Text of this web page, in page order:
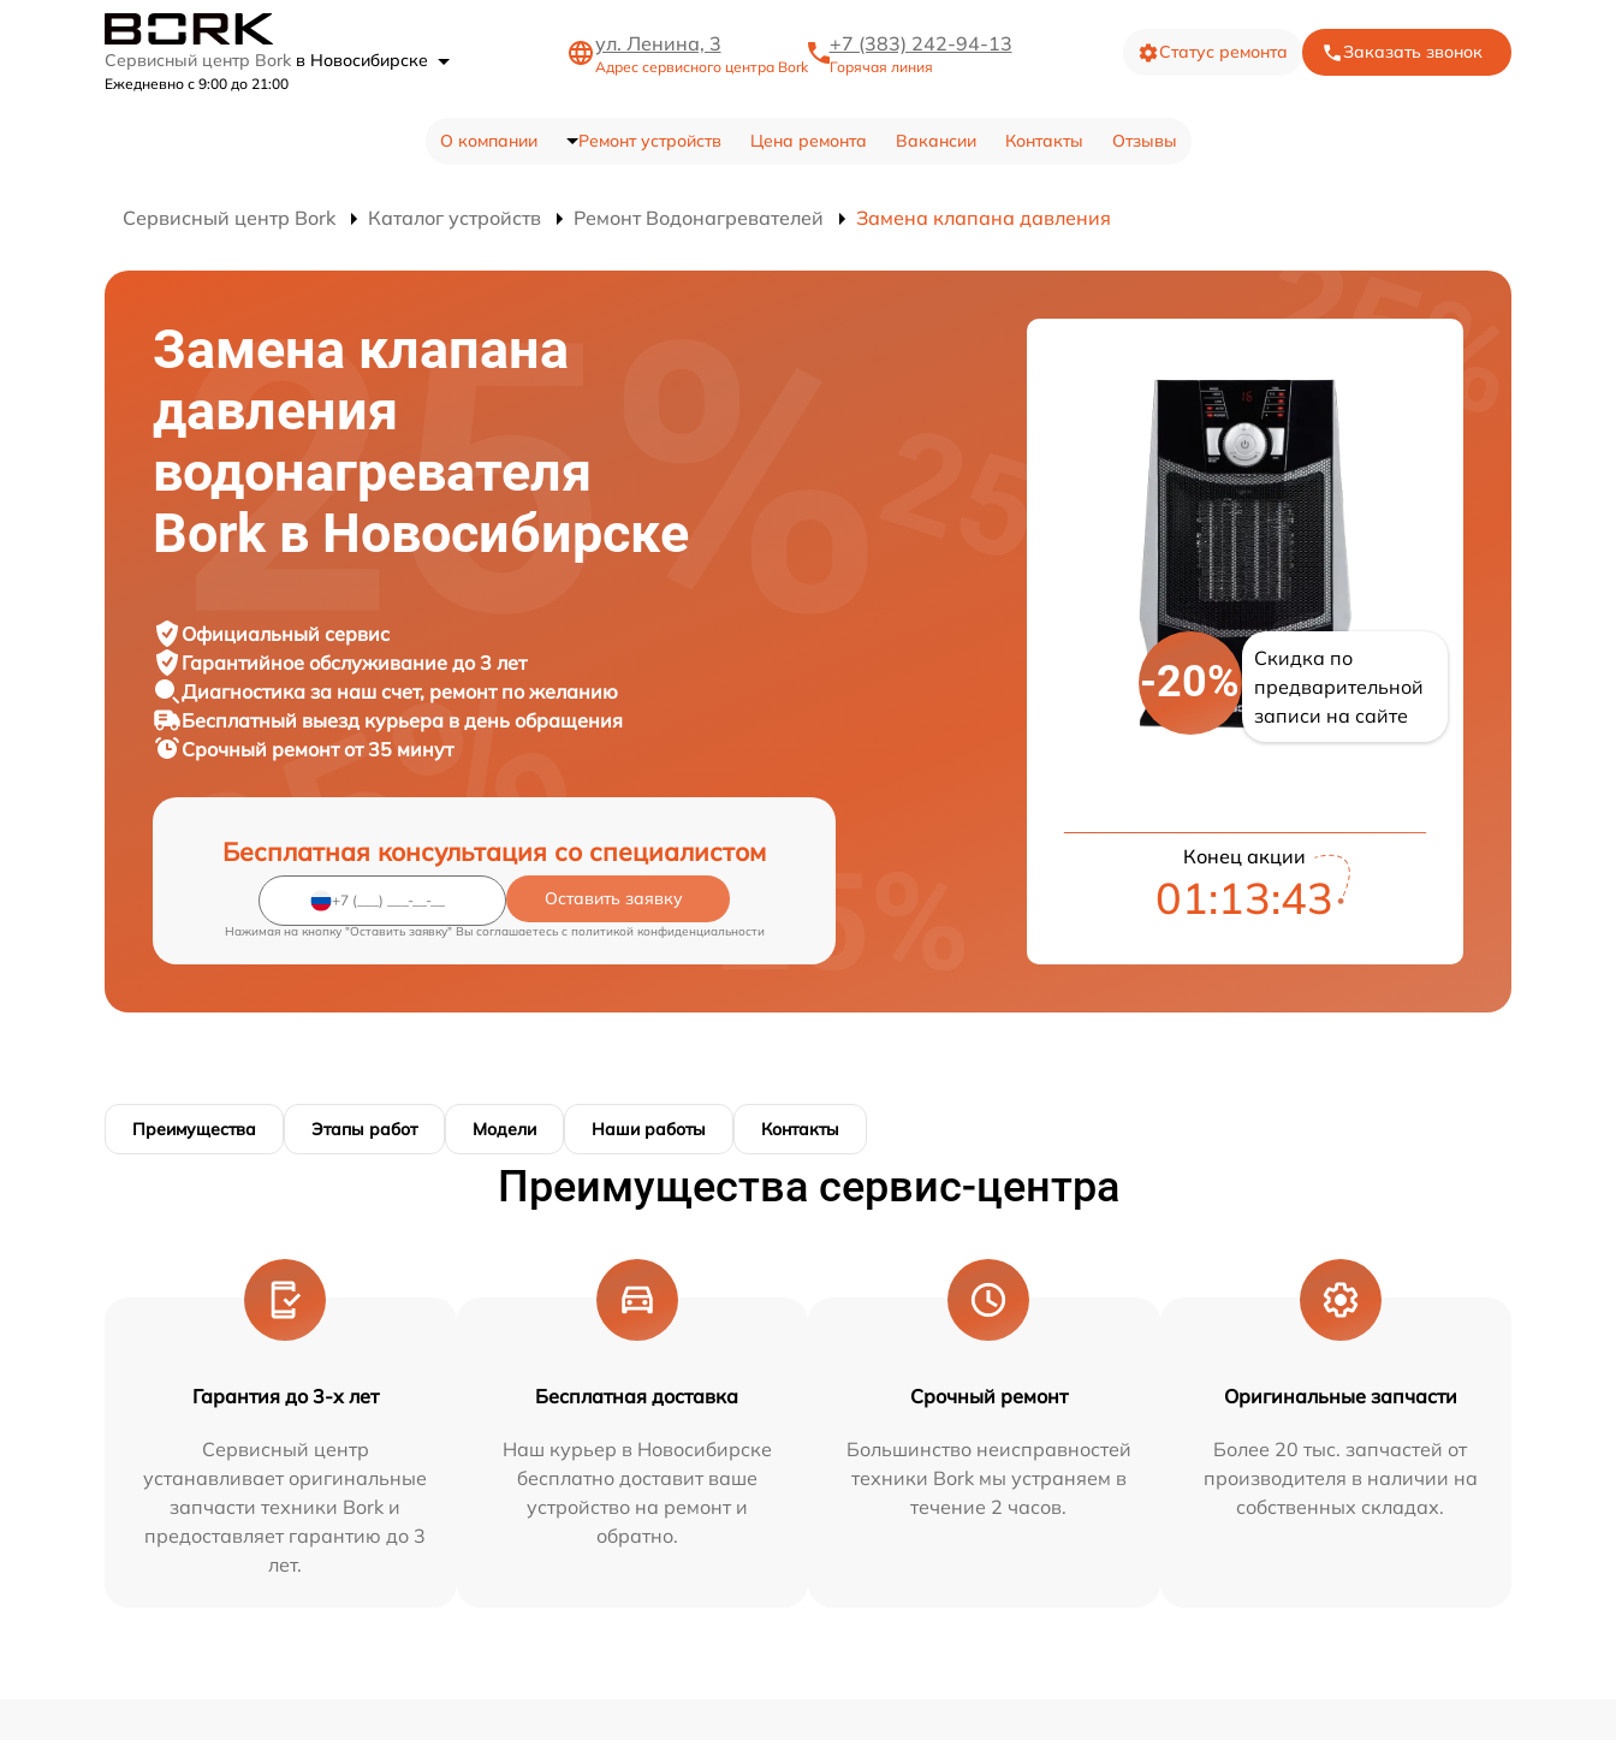
Сервисный центр Bork в Новосибирске
Ежедневно с 9:00 до 21:00
ул. Ленина, 3
Адрес сервисного центра Bork
+7 (383) 242-94-13
Горячая линия
Статус ремонта Заказать звонок
О компании Ремонт устройств Цена ремонта Вакансии Контакты Отзывы
Сервисный центр Bork Каталог устройств Ремонт Водонагревателей Замена клапана давления
Замена клапана
давления
водонагревателя
Bork в Новосибирске
Официальный сервис
Гарантийное обслуживание до 3 лет
Диагностика за наш счет, ремонт по желанию
Бесплатный выезд курьера в день обращения
Срочный ремонтот 35 минут
Бесплатная консультация со специалистом
Оставить заявку
Нажимая на кнопку "Оставить заявку" Вы соглашаетесь c политикой конфиденциальности
-20%
Скидка по
предварительной
записи на сайте
Конец акции
01:13:41
Преимущества Этапы работ Модели Наши работы Контакты
Преимущества сервис-центра
Гарантия до 3-х лет
Сервисный центр
устанавливает оригинальные
запчасти техники Bork и
предоставляет гарантию до 3
лет.
Бесплатная доставка
Наш курьер в Новосибирске
бесплатно доставит ваше
устройство на ремонт и
обратно.
Срочный ремонт
Большинство неисправностей
техники Bork мы устраняем в
течение 2 часов.
Оригинальные запчасти
Более 20 тыс. запчастей от
производителя в наличии на
собственных складах.